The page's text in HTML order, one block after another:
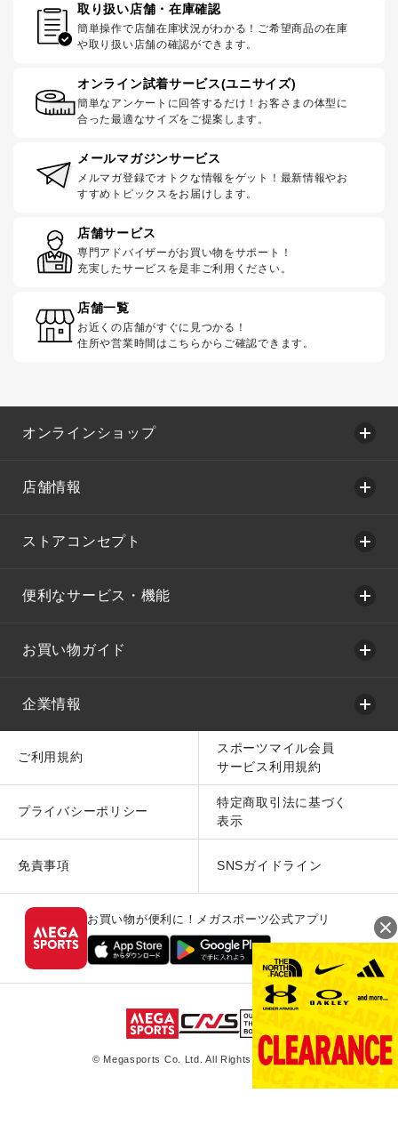
取り扱い店舗・在庫確認
簡単操作で店舗在庫状況がわかる！ご希望商品の在庫
や取り扱い店舗の確認ができます。
オンライン試着サービス(ユニサイズ)
簡単なアンケートに回答するだけ！お客さまの体型に
合った最適なサイズをご提案します。
メールマガジンサービス
メルマガ登録でオトクな情報をゲット！最新情報やお
すすめトピックスをお届けします。
店舗サービス
専門アドバイザーがお買い物をサポート！
充実したサービスを是非ご利用ください。
店舗一覧
お近くの店舗がすぐに見つかる！
住所や営業時間はこちらからご確認できます。
オンラインショップ
店舗情報
ストアコンセプト
便利なサービス・機能
お買い物ガイド
企業情報
ご利用規約
スポーツマイル会員
サービス利用規約
プライバシーポリシー
特定商取引法に基づく
表示
免責事項 SNSガイドライン
お買い物が便利に！メガスポーツ公式アプリ
© Megasports Co. Ltd. All Rights Reserved.